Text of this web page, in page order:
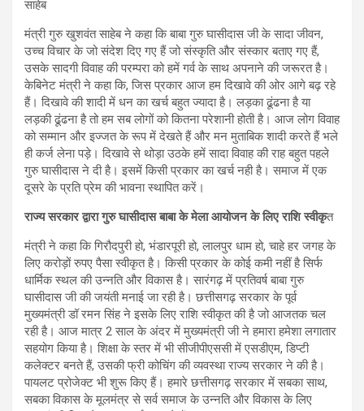
मंत्री गुरु खुशवंत साहेब ने कहा कि बाबा गुरु घासीदास जी के सादा जीवन,
उच्च विचार के जो संदेश दिए गए हैं जो संस्कृति और संस्कार बताए गए हैं,
उसके सादगी विवाह की परम्परा को हमें गर्व के साथ अपनाने की जरूरत है।
केबिनेट मंत्री ने कहा कि, जिस प्रकार आज हम दिखावे की ओर आगे बढ़ रहे
हैं। दिखावे की शादी में धन का खर्च बहुत ज्यादा है। लड़का ढूंढना है या
लड़की ढूंढना है तो हम सब लोगों को कितना परेशानी होती है। आज लोग विवाह
को सम्मान और इज्जत के रूप में देखते हैं और मन मुताबिक शादी करते हैं भले
ही कर्ज लेना पड़े। दिखावे से थोड़ा उठके हमें सादा विवाह की राह बहुत पहले
गुरु घासीदास ने दी है। इसमें किसी प्रकार का खर्च नही है। समाज में एक
दूसरे के प्रति प्रेम की भावना स्थापित करें।
राज्य सरकार द्वारा गुरु घासीदास बाबा के मेला आयोजन के लिए राशि स्वीकृत
मंत्री ने कहा कि गिरौदपुरी हो, भंडारपूरी हो, लालपुर धाम हो, चाहे हर जगह के
लिए करोड़ों रुपए पैसा स्वीकृत है। किसी प्रकार के कोई कमी नहीं है सिर्फ
धार्मिक स्थल की उन्नति और विकास है। सारंगढ़ में प्रतिवर्ष बाबा गुरु
घासीदास जी की जयंती मनाई जा रही है। छत्तीसगढ़ सरकार के पूर्व
मुख्यमंत्री डॉ रमन सिंह ने इसके लिए राशि स्वीकृत की है जो आजतक चल
रही है। आज मात्र 2 साल के अंदर में मुख्यमंत्री जी ने हमारा हमेशा लगातार
सहयोग किया है। शिक्षा के स्तर में भी सीजीपीएससी में एसडीएम, डिप्टी
कलेक्टर बनते हैं, उसकी फ्री कोचिंग की व्यवस्था राज्य सरकार ने की है।
पायलट प्रोजेक्ट भी शुरू किए हैं। हमारे छत्तीसगढ़ सरकार में सबका साथ,
सबका विकास के मूलमंत्र से सर्व समाज के उन्नति और विकास के लिए